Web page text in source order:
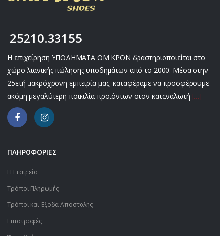
25210.33155
Η επιχείρηση ΥΠΟΔΗΜΑΤΑ ΟΜΙΚΡΟΝ δραστηριοποιείται στο
χώρο λιανικής πώλησης υποδημάτων από το 2000. Μέσα στην
25ετή μακρόχρονη εμπειρία μας, καταφέραμε να προσφέρουμε
ακόμη μεγαλύτερη ποικιλία προϊόντων στον καταναλωτή […]
ΠΛΗΡΟΦΟΡΙΕΣ
Η Εταιρεία
Τρόποι Πληρωμής
Τρόποι και Έξοδα Αποστολής
Επιστροφές